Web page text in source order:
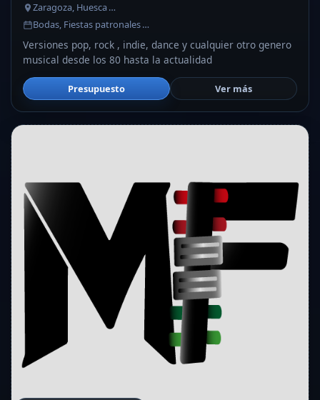
Zaragoza, Huesca …
Bodas, Fiestas patronales …
Versiones pop, rock , indie, dance y cualquier otro genero
musical desde los 80 hasta la actualidad
Presupuesto Ver más